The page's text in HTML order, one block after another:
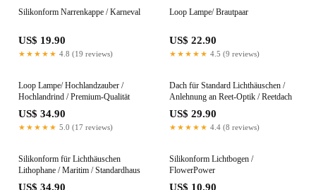
Silikonform Narrenkappe / Karneval
US$ 19.90
★★★★★ 4.8 (19 reviews)
Loop Lampe/ Brautpaar
US$ 22.90
★★★★★ 4.5 (9 reviews)
Loop Lampe/ Hochlandzauber /
Hochlandrind / Premium-Qualität
US$ 34.90
★★★★★ 5.0 (17 reviews)
Dach für Standard Lichthäuschen /
Anlehnung an Reet-Optik / Reetdach
US$ 29.90
★★★★★ 4.4 (8 reviews)
Silikonform für Lichthäuschen
Lithophane / Maritim / Standardhaus
US$ 34.90
Silikonform Lichtbogen /
FlowerPower
US$ 10.90